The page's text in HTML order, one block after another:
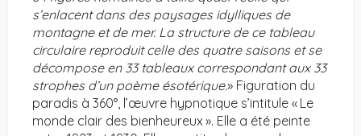
s’enlacent dans des paysages idylliques de
montagne et de mer. La structure de ce tableau
circulaire reproduit celle des quatre saisons et se
décompose en 33 tableaux correspondant aux 33
strophes d’un poème ésotérique.» Figuration du
paradis à 360°, l’œuvre hypnotique s’intitule « Le
monde clair des bienheureux ». Elle a été peinte